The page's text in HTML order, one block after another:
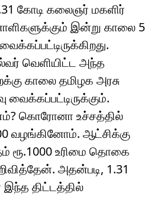
கோடி கலைஞர் மகளிர்
இன்று காலை 5
வெளியிட்ட அந்த
காலை தமிழக அரசு
வைக்கப்பட்டிருக்கும்.
கொரோனா உச்சத்தில்
வழங்கினோம். ஆட்சிக்கு
ரூ.1000 உரிமை தொகை
அதன்படி, 1.31
இந்த திட்டத்தில்